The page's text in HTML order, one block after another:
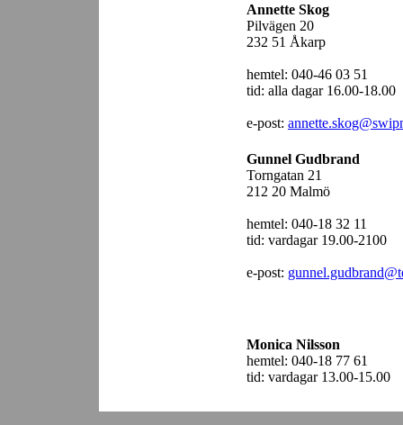
Annette Skog
Pilvägen 20
232 51 Åkarp
hemtel: 040-46 03 51
tid: alla dagar 16.00-18.00
e-post:
Gunnel Gudbrand
Torngatan 21
212 20 Malmö
hemtel: 040-18 32 11
tid: vardagar 19.00-2100
e-post:
Monica Nilsson
hemtel: 040-18 77 61
tid: vardagar 13.00-15.00